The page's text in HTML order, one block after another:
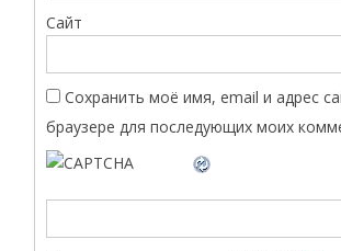
Сайт
Сохранить моё имя, email и адрес
браузере для последующих моих